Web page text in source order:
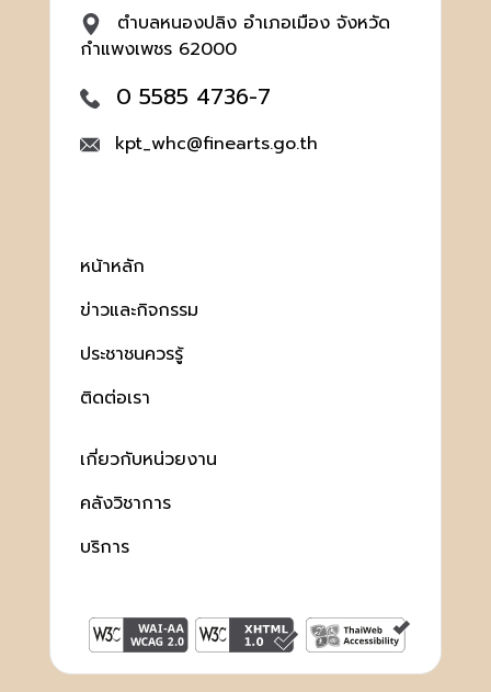
ตำบลหนองปลิง อำเภอเมือง จังหวัด
กำแพงเพชร 62000
0 5585 4736-7
kpt_whc@finearts.go.th
หน้าหลัก
ข่าวและกิจกรรม
ประชาชนควรรู้
ติดต่อเรา
เกี่ยวกับหน่วยงาน
คลังวิชาการ
บริการ